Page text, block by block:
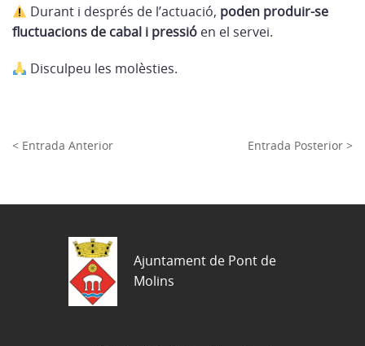
Durant i després de l’actuació, poden produir-se
fluctuacions de cabal i pressió en el servei.
Disculpeu les molèsties.
< Entrada Anterior Entrada Posterior >
Ajuntament de Pont de
Molins